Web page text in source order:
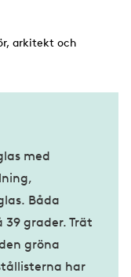
arkitekt och
med
Båda
grader. Trät
gröna
har